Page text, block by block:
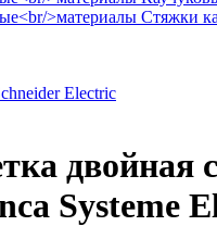
Стяжки
Electric
двойная
Systeme